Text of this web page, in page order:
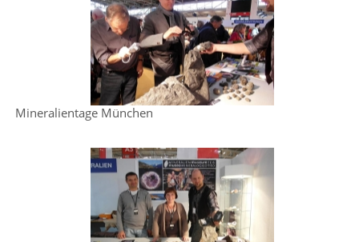
Mineralientage München